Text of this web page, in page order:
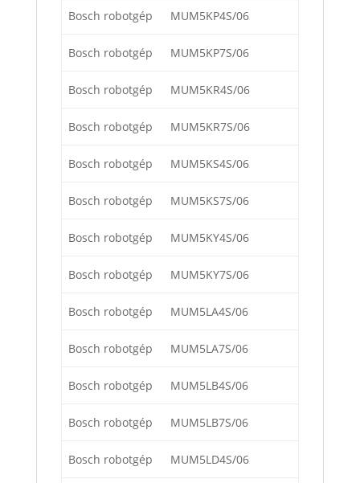
Bosch robotgép MUM5KP4S/06
Bosch robotgép MUM5KP7S/06
Bosch robotgép MUM5KR4S/06
Bosch robotgép MUM5KR7S/06
Bosch robotgép MUM5KS4S/06
Bosch robotgép MUM5KS7S/06
Bosch robotgép MUM5KY4S/06
Bosch robotgép MUM5KY7S/06
Bosch robotgép MUM5LA4S/06
Bosch robotgép MUM5LA7S/06
Bosch robotgép MUM5LB4S/06
Bosch robotgép MUM5LB7S/06
Bosch robotgép MUM5LD4S/06